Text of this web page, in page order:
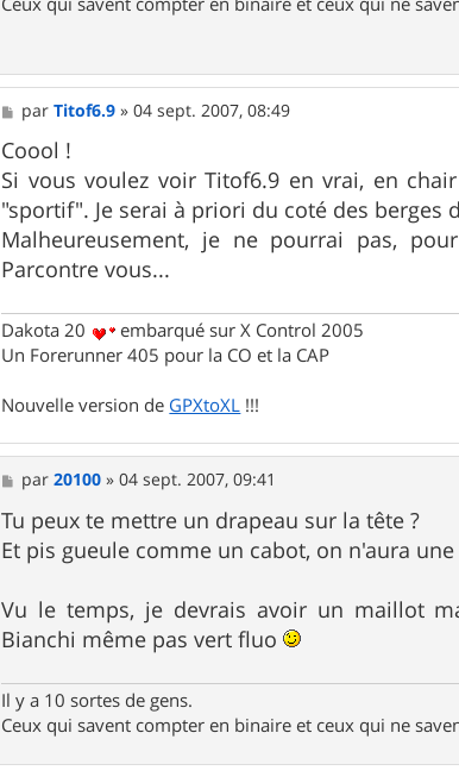
M
e
s
s
a
g
e
parTitof6.9 »04 sept. 2007, 08:49
Coool !
Si vous voulez voir Titof6.9 en vrai, en
"sportif". Je serai à priori du coté des berges
Malheureusement, je ne pourrai pas,
Parcontre vous...
Dakota 20
embarqué sur X Control 2005
Un Forerunner 405 pour la CO et la CAP
Nouvelle version de GPXtoXL !!!
M
e
s
s
a
par20100 »04 sept. 2007, 09:41
Tu peux te mettre un drapeau sur la tête ?
Et pis gueule comme un cabot, on n'aura
Vu le temps, je devrais avoir un maillot
Bianchi même pas vert fluo
Il y a 10 sortes de gens.
Ceux qui savent compter en binaire et ceux qui ne